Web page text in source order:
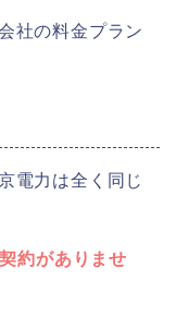
社の料金プラン
電力は全く同じ
約がありませ